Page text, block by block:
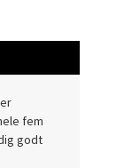
fem
godt